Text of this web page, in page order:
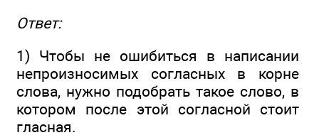
Ответ:
1) Чтобы не ошибиться в написании
непроизносимых согласных в корне
слова, нужно подобрать такое слово, в
котором после этой согласной стоит
гласная.